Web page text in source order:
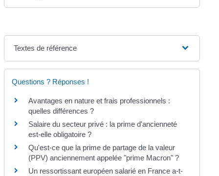
Textes de référence
Questions ? Réponses !
Avantages en nature et frais professionnels :
quelles différences ?
Salaire du secteur privé : la prime d'ancienneté
est-elle obligatoire ?
Qu'est-ce que la prime de partage de la valeur
(PPV) anciennement appelée "prime Macron" ?
Un ressortissant européen salarié en France a-t-